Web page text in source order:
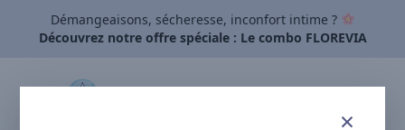
Démangeaisons, sécheresse, inconfort intime ?
Découvrez notre offre spéciale : Le combo FLOREVIA
×